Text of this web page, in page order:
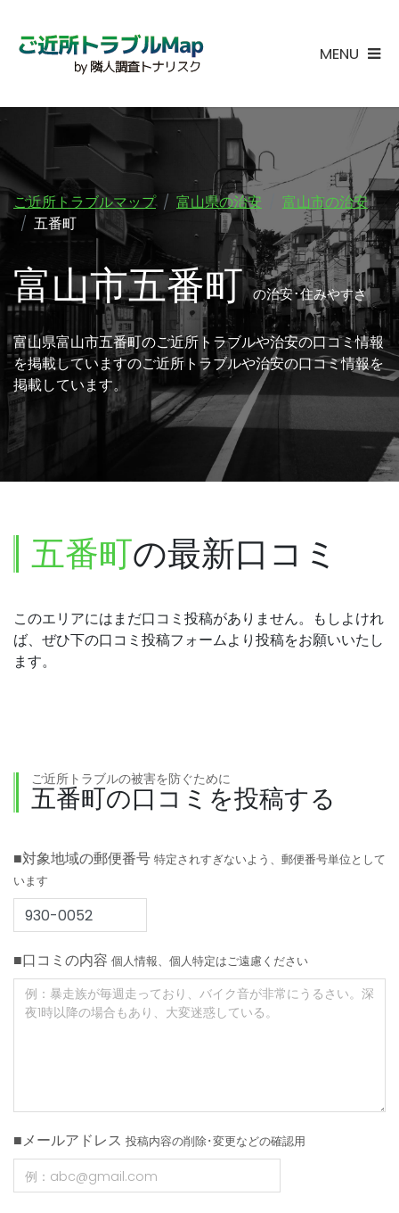
MENU
ご近所トラブルマップ 富山県の治安
富山市の治安
五番町
富山市五番町の治安･住みやすさ
富山県富山市五番町のご近所トラブルや治安の口コミ情報
を掲載していますのご近所トラブルや治安の口コミ情報を
掲載しています。
五番町の最新口コミ
このエリアにはまだ口コミ投稿がありません。もしよけれ
ば、ぜひ下の口コミ投稿フォームより投稿をお願いいたし
ます。
ご近所トラブルの被害を防ぐために
五番町の口コミを投稿する
■対象地域の郵便番号 特定されすぎないよう、郵便番号単位として
います
■口コミの内容 個人情報、個人特定はご遠慮ください
■メールアドレス 投稿内容の削除･変更などの確認用